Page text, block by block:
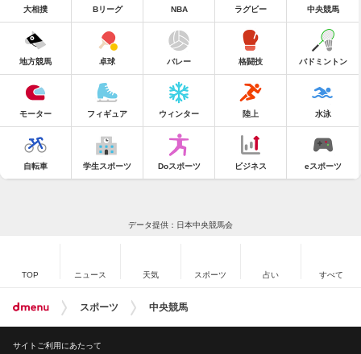
大相撲 Bリーグ NBA ラグビー 中央競馬
地方競馬 卓球 バレー 格闘技 バドミントン
モーター フィギュア ウィンター 陸上 水泳
自転車 学生スポーツ Doスポーツ ビジネス eスポーツ
データ提供：日本中央競馬会
TOP ニュース 天気 スポーツ 占い すべて
スポーツ 中央競馬
サイトご利用にあたって